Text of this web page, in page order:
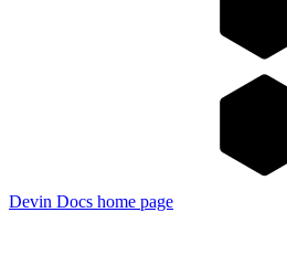
Devin Docs home page